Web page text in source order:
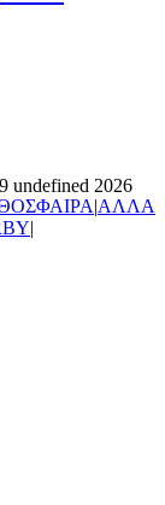
undefined 2026
|ΑΛΛΑ
|